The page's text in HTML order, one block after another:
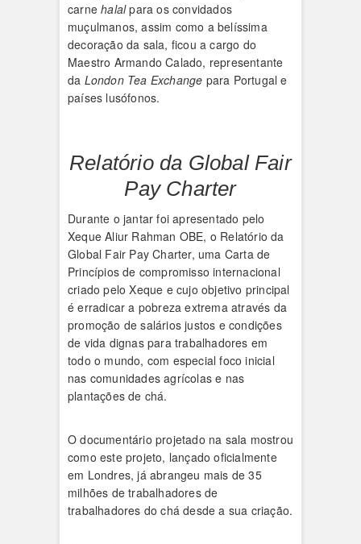
carnehalalpara os convidados
muçulmanos, assim como a belíssima
decoração da sala, ficou a cargo do
Maestro Armando Calado, representante
da London Tea Exchange para Portugal e
países lusófonos.
Relatório da Global Fair
Pay Charter
Durante o jantar foi apresentado pelo
Xeque Aliur Rahman OBE, o Relatório da
Global Fair Pay Charter, uma Carta de
Princípios de compromisso internacional
criado pelo Xeque e cujo objetivo principal
é erradicar a pobreza extrema através da
promoção de salários justos e condições
de vida dignas para trabalhadores em
todo o mundo, com especial foco inicial
nas comunidades agrícolas e nas
plantações de chá.
O documentário projetado na sala mostrou
como este projeto, lançado oficialmente
em Londres, já abrangeu mais de 35
milhões de trabalhadores de
trabalhadores do chá desde a sua criação.